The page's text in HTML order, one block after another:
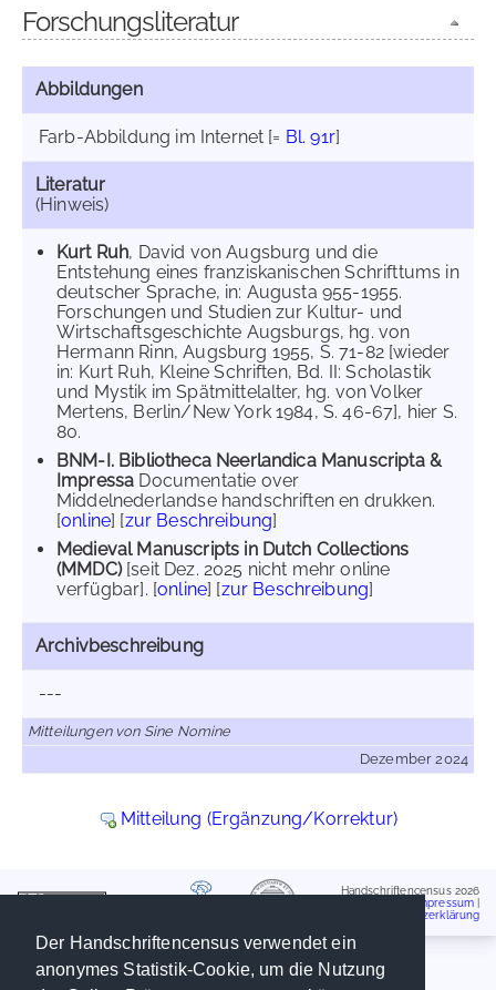
Der Handschriftencensus verwendet ein
anonymes Statistik-Cookie, um die Nutzung
Forschungsliteratur
Abbildungen
Farb-Abbildung im Internet [= Bl. 91r]
Literatur
(Hinweis)
Kurt Ruh, David von Augsburg und die
Entstehung eines franziskanischen Schrifttums in
deutscher Sprache, in: Augusta 955-1955.
Forschungen und Studien zur Kultur- und
Wirtschaftsgeschichte Augsburgs, hg. von
Hermann Rinn, Augsburg 1955, S. 71-82 [wieder
in: Kurt Ruh, Kleine Schriften, Bd. II: Scholastik
und Mystik im Spätmittelalter, hg. von Volker
Mertens, Berlin/New York 1984, S. 46-67], hier S.
80.
BNM-I. Bibliotheca Neerlandica Manuscripta &
Impressa Documentatie over
Middelnederlandse handschriften en drukken.
[online] [zur Beschreibung]
Medieval Manuscripts in Dutch Collections
(MMDC)[seit Dez. 2025 nicht mehr online
verfügbar]. [online] [zur Beschreibung]
Archivbeschreibung
---
Mitteilungen von Sine Nomine
Dezember 2024
Mitteilung (Ergänzung/Korrektur)
Handschriftencensus 2026
Impressum
Datenschutzerklärung